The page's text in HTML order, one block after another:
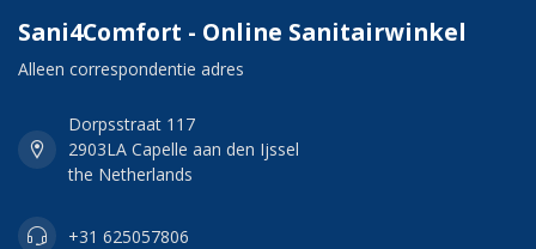
Sani4Comfort - Online Sanitairwinkel
Alleen correspondentie adres
Dorpsstraat 117
2903LA Capelle aan den Ijssel
the Netherlands
+31 625057806